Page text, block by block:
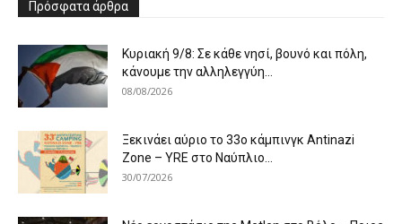
Πρόσφατα άρθρα
Κυριακή 9/8: Σε κάθε νησί, βουνό και πόλη,
κάνουμε την αλληλεγγύη...
08/08/2026
Ξεκινάει αύριο το 33ο κάμπινγκ Antinazi
Zone – YRE στο Ναύπλιο...
30/07/2026